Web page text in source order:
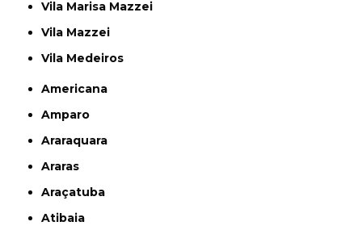
Vila Marisa Mazzei
Vila Mazzei
Vila Medeiros
Americana
Amparo
Araraquara
Araras
Araçatuba
Atibaia